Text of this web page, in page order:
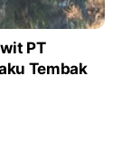
PT
Tembak